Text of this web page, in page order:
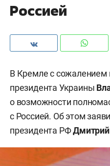
Россией
В Кремле с сожалением
президента Украины
о возможности
с Россией. Об этом
президента РФ